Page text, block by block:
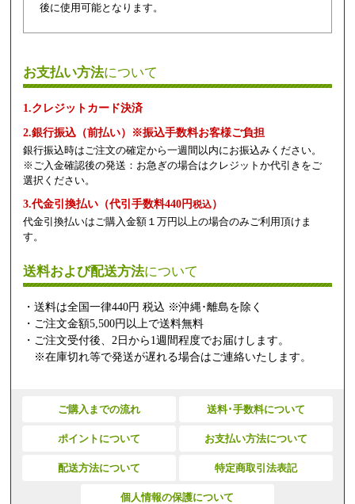
後に使用可能となります。
お支払い方法について
1.クレジットカード決済
2.銀行振込（前払い）※振込手数料お客様ご負担
銀行振込時はご注文の確定から一週間以内にお振込みください。
※ご入金確認後の発送：お急ぎの場合はクレジットか代引きをご
選択ください。
3.代金引換払い（代引手数料440円税込）
代金引換払いはご購入金額１万円以上の場合のみご利用頂けま
す。
送料および配送方法について
・送料は全国一律440円 税込 ※沖縄･離島を除く
・ご注文金額5,500円以上で送料無料
・ご注文受付後、2日から1週間程度でお届けします。
※在庫切れ等で発送が遅れる場合はご連絡いたします。
ご購入までの流れ 送料･手数料について
ポイントについて お支払い方法について
配送方法について 特定商取引法表記
個人情報の保護について